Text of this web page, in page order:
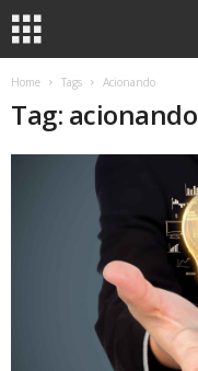
Home Tags Acionando
Tag: acionando